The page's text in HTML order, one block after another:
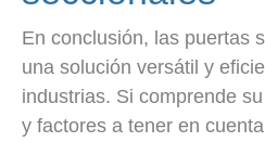
En conclusión, las puertas
una solución versátil y
industrias. Si comprende
y factores a tener en